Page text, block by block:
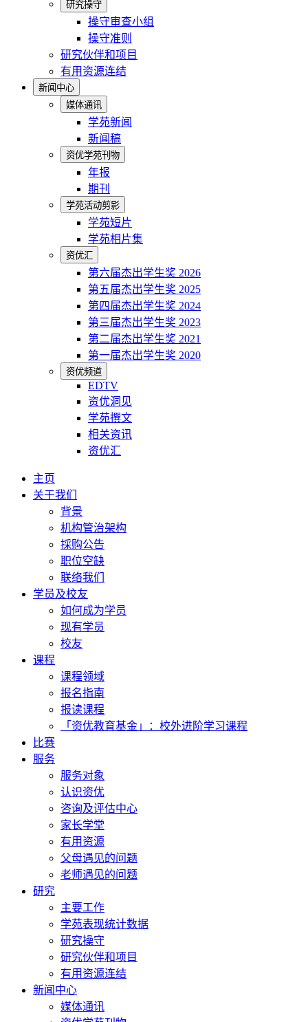
研究操守
操守审查小组
操守准则
研究伙伴和项目
有用资源连结
新闻中心
媒体通讯
学苑新闻
新闻稿
资优学苑刊物
年报
期刊
学苑活动剪影
学苑短片
学苑相片集
资优汇
第六届杰出学生奖 2026
第五届杰出学生奖 2025
第四届杰出学生奖 2024
第三届杰出学生奖 2023
第二届杰出学生奖 2021
第一届杰出学生奖 2020
资优频道
EDTV
资优洞见
学苑撰文
相关资讯
资优汇
主页
关于我们
背景
机构管治架构
採购公告
职位空缺
联络我们
学员及校友
如何成为学员
现有学员
校友
课程
课程领域
报名指南
报读课程
「资优教育基金」：校外进阶学习课程
比赛
服务
服务对象
认识资优
咨询及评估中心
家长学堂
有用资源
父母遇见的问题
老师遇见的问题
研究
主要工作
学苑表现统计数据
研究操守
研究伙伴和项目
有用资源连结
新闻中心
媒体通讯